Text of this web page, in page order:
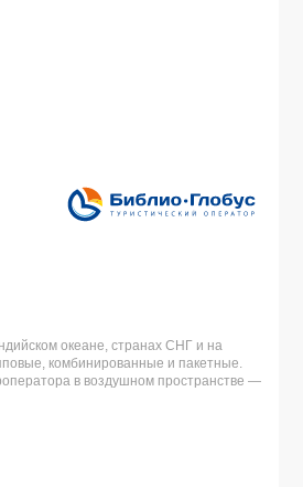
океане, странах СНГ и на
комбинированные и пакетные.
в воздушном пространстве —